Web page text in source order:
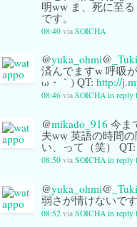
明ww ま、死に至
です。
08:40 via SOICHA
@yuka_ohmi@
済んでますw 呼吸
ω・｀) QT: http://
08:46 via SOICHA in reply
@mikado_916 今ま
夫ww 英語の時間
い、って（笑） QT:
08:50 via SOICHA in reply
@yuka_ohmi@
弱さが情けないで
08:52 via SOICHA in reply